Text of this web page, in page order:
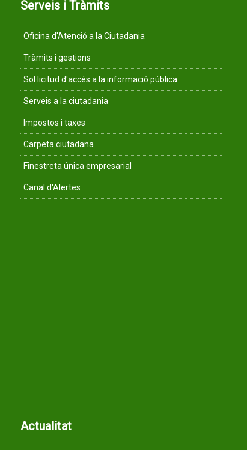
Serveis i Tràmits
Oficina d'Atenció a la Ciutadania
Tràmits i gestions
Sol·licitud d'accés a la informació pública
Serveis a la ciutadania
Impostos i taxes
Carpeta ciutadana
Finestreta única empresarial
Canal d'Alertes
Actualitat